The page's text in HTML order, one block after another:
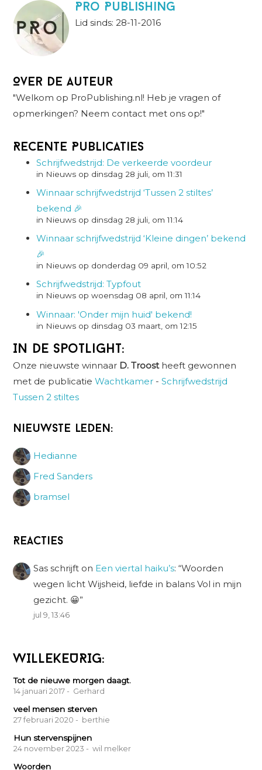
Pro Publishing
Lid sinds: 28-11-2016
Over de auteur
"Welkom op ProPublishing.nl! Heb je vragen of
opmerkingen? Neem contact met ons op!"
Recente Publicaties
Schrijfwedstrijd: De verkeerde voordeur
in Nieuws op dinsdag 28 juli, om 11:31
Winnaar schrijfwedstrijd ‘Tussen 2 stiltes’
bekend 🎉
in Nieuws op dinsdag 28 juli, om 11:14
Winnaar schrijfwedstrijd ‘Kleine dingen’ bekend
🎉
in Nieuws op donderdag 09 april, om 10:52
Schrijfwedstrijd: Typfout
in Nieuws op woensdag 08 april, om 11:14
Winnaar: 'Onder mijn huid' bekend!
in Nieuws op dinsdag 03 maart, om 12:15
In de spotlight:
Onze nieuwste winnaar D. Troost heeft gewonnen
met de publicatieWachtkamer -Schrijfwedstrijd
Tussen 2 stiltes
Nieuwste leden:
Hedianne
Fred Sanders
bramsel
Reacties
Sas schrijft on Een viertal haiku’s: “Woorden
wegen licht Wijsheid, liefde in balans Vol in mijn
gezicht. 😀”
jul 9, 13:46
WILLEKEURIG:
Tot de nieuwe morgen daagt.
14 januari 2017 - Gerhard
veel mensen sterven
27 februari 2020 - berthie
Hun stervenspijnen
24 november 2023 - wil melker
Woorden